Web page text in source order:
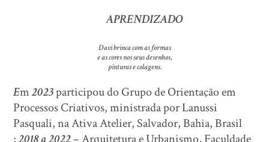
APRENDIZADO
Davi brinca com as formas
e as cores nos seus desenhos,
pinturas e colagens.
Em2023participou do Grupo de Orientação em
Processos Criativos, ministrada por Lanussi
Pasquali, na Ativa Atelier, Salvador, Bahia, Brasil
;2018 a2022– Arquitetura e Urbanismo, Faculdade